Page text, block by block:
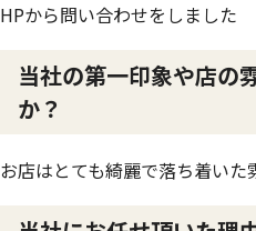
HPから問い合わせをしました
当社の第一印象や店の
か？
お店はとても綺麗で落ち着い